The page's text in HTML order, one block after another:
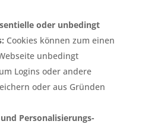
oder unbedingt
Cookies können zum einen
unbedingt
Logins oder andere
oder aus Gründen
Personalisierungs-